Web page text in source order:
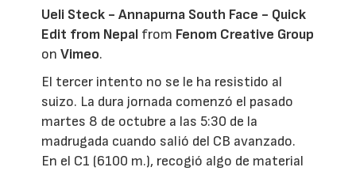
Ueli Steck - Annapurna South Face - Quick
Edit from Nepal from Fenom Creative Group
onVimeo.
El tercer intento no se le ha resistido al
suizo. La dura jornada comenzó el pasado
martes 8 de octubre a las 5:30 de la
madrugada cuando salió del CB avanzado.
En el C1 (6100 m.), recogió algo de material